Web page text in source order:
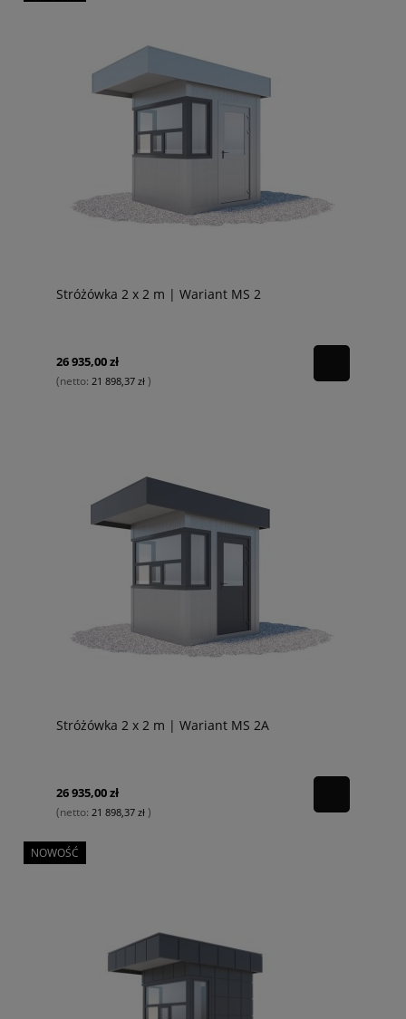
Stróżówka 2 x 2 m | Wariant MS 2
26 935,00 zł
(netto: 21 898,37 zł )
Stróżówka 2 x 2 m | Wariant MS 2A
26 935,00 zł
(netto: 21 898,37 zł )
NOWOŚĆ